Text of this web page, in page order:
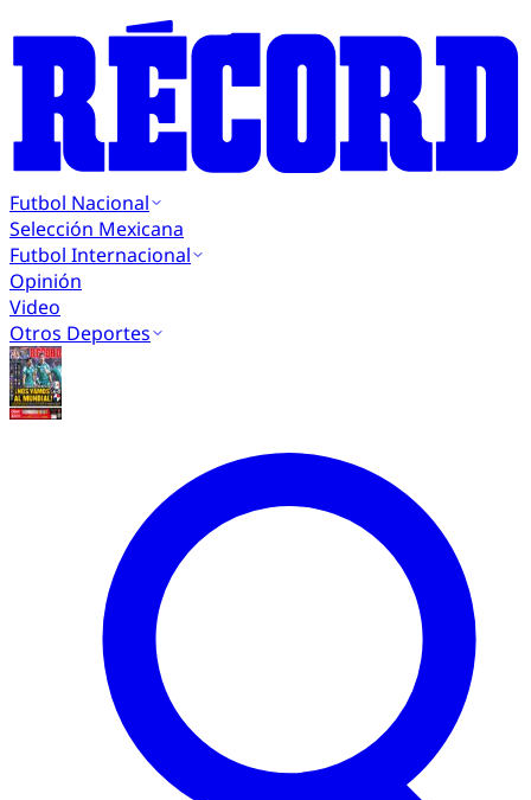
Futbol Nacional
Selección Mexicana
Futbol Internacional
Opinión
Video
Otros Deportes